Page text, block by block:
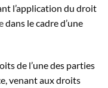
l’application du droit
dans le cadre d’une
de l’une des parties
venant aux droits